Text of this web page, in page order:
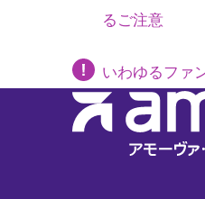
るご注意
いわゆるファ